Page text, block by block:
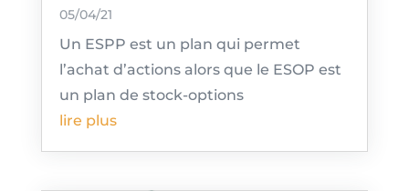
05/04/21
Un ESPP est un plan qui permet
l’achat d’actions alors que le ESOP est
un plan de stock-options
lire plus